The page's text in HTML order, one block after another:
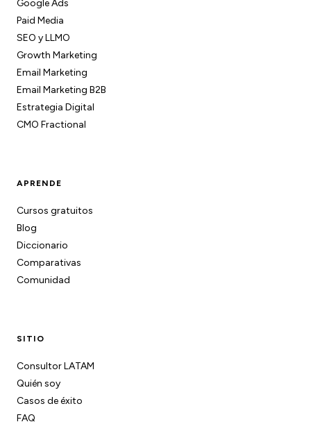
Google Ads
Paid Media
SEO y LLMO
Growth Marketing
Email Marketing
Email Marketing B2B
Estrategia Digital
CMO Fractional
APRENDE
Cursos gratuitos
Blog
Diccionario
Comparativas
Comunidad
SITIO
Consultor LATAM
Quién soy
Casos de éxito
FAQ